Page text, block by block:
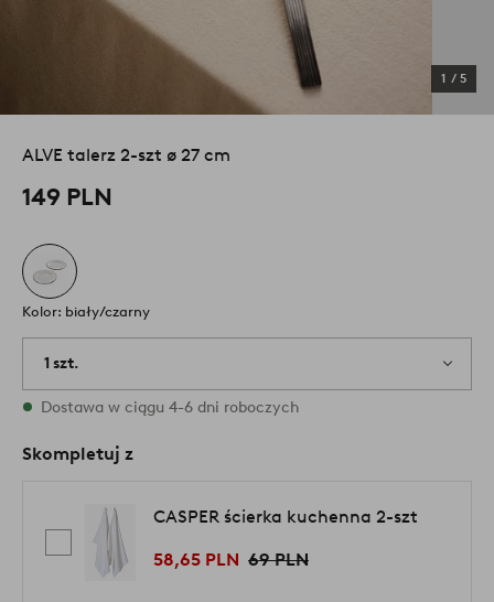
1 / 5
ALVE talerz 2-szt ø 27 cm
149 PLN
Kolor: biały/czarny
1 szt.
W magazynie
Dostawa w ciągu 4-6 dni roboczych
Skompletuj z
CASPER ścierka kuchenna 2-szt
58,65 PLN 69 PLN